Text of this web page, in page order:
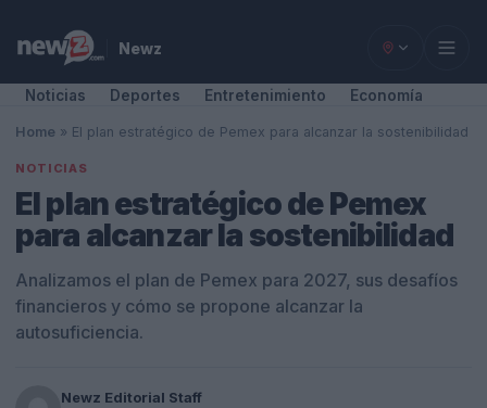
Newz
Noticias Deportes Entretenimiento Economía
Home » El plan estratégico de Pemex para alcanzar la sostenibilidad
NOTICIAS
El plan estratégico de Pemex
para alcanzar la sostenibilidad
Analizamos el plan de Pemex para 2027, sus desafíos
financieros y cómo se propone alcanzar la
autosuficiencia.
Newz Editorial Staff